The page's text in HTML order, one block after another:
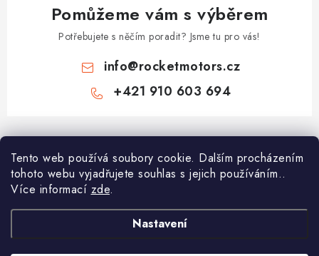
Tento web používá soubory cookie. Dalším procházením
tohoto webu vyjadřujete souhlas s jejich používáním..
Více informací zde.
Nastavení
Pomůžeme vám s výběrem
Potřebujete s něčím poradit? Jsme tu pro vás!
info@rocketmotors.cz
+421 910 603 694
Z
á
Najdete nás
Informace pro vás